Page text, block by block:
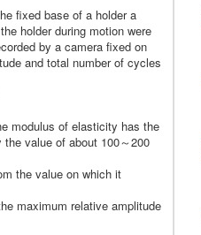
fixed base of a holder a
holder during motion were
by a camera fixed on
and total number of cycles
modulus of elasticity has the
value of about 100～200
the value on which it
maximum relative amplitude